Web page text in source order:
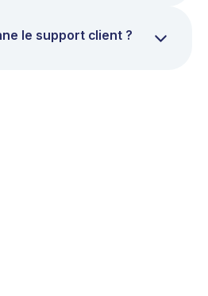
le support client ?